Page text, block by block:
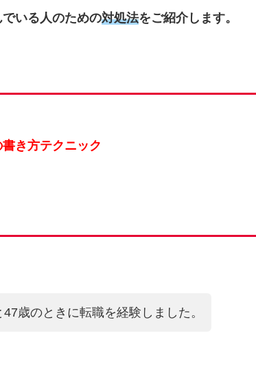
いる人のための対処法をご紹介します。
き方テクニック
歳のときに転職を経験しました。